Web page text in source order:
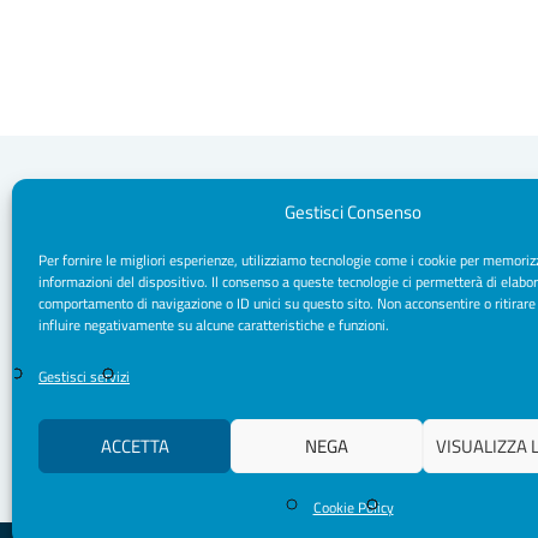
Gestisci Consenso
Per fornire le migliori esperienze, utilizziamo tecnologie come i cookie per
informazioni del dispositivo. Il consenso a queste tecnologie ci permetterà di
comportamento di navigazione o ID unici su questo sito. Non acconsentire o
influire negativamente su alcune caratteristiche e funzioni.
Gestisci servizi
ACCETTA NEGA VISUALIZZA
Cookie Policy
Segreteria Sede
Via Sparano da Bari, 170 - 70121 Bari
CF/ P. IVA: 93091790720